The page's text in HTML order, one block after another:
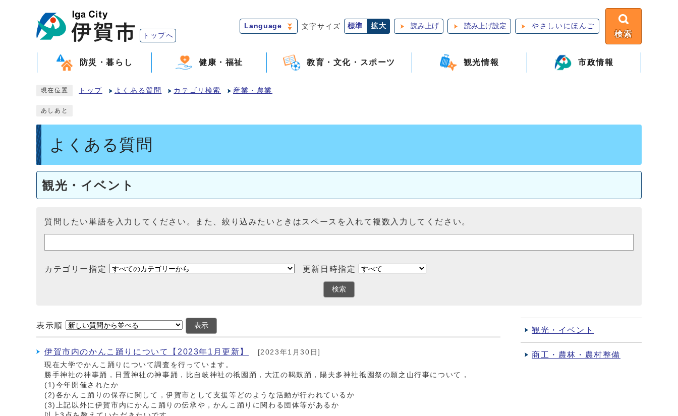
トップへ
Language 文字サイズ 標準 拡大 読み上げ 読み上げ設定 やさしいにほんご
検索
防災・暮らし 健康・福祉 教育・文化・スポーツ 観光情報 市政情報
現在位置 トップ よくある質問 カテゴリ検索 産業・農業
あしあと
よくある質問
観光・イベント
質問したい単語を入力してください。また、絞り込みたいときはスペースを入れて複数入力してください。
カテゴリー指定 更新日時指定
検索
表示順 表示
伊賀市内のかんこ踊りについて【2023年1月更新】
[2023年1月30日]
現在大学でかんこ踊りについて調査を行っています。
勝手神社の神事踊，日置神社の神事踊，比自岐神社の祇園踊，大江の鞨鼓踊，陽夫多神社祗園祭の願之山行事について，
(1)今年開催されたか
(2)各かんこ踊りの保存に関して，伊賀市として支援等どのような活動が行われているか
(3)上記以外に伊賀市内にかんこ踊りの伝承や，かんこ踊りに関わる団体等があるか
観光・イベント
商工・農林・農村整備